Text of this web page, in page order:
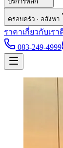
ครอบครัว · อสังหา
ราคาเกี่ยวกับเรา
083-249-4999